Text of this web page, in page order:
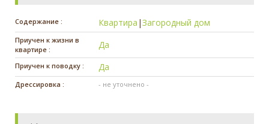
Содержание : Квартира |Загородный дом
Приучен к жизни в
квартире :
Да
Приучен к поводку : Да
Дрессировка : - не уточнено -